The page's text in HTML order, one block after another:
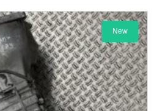
New